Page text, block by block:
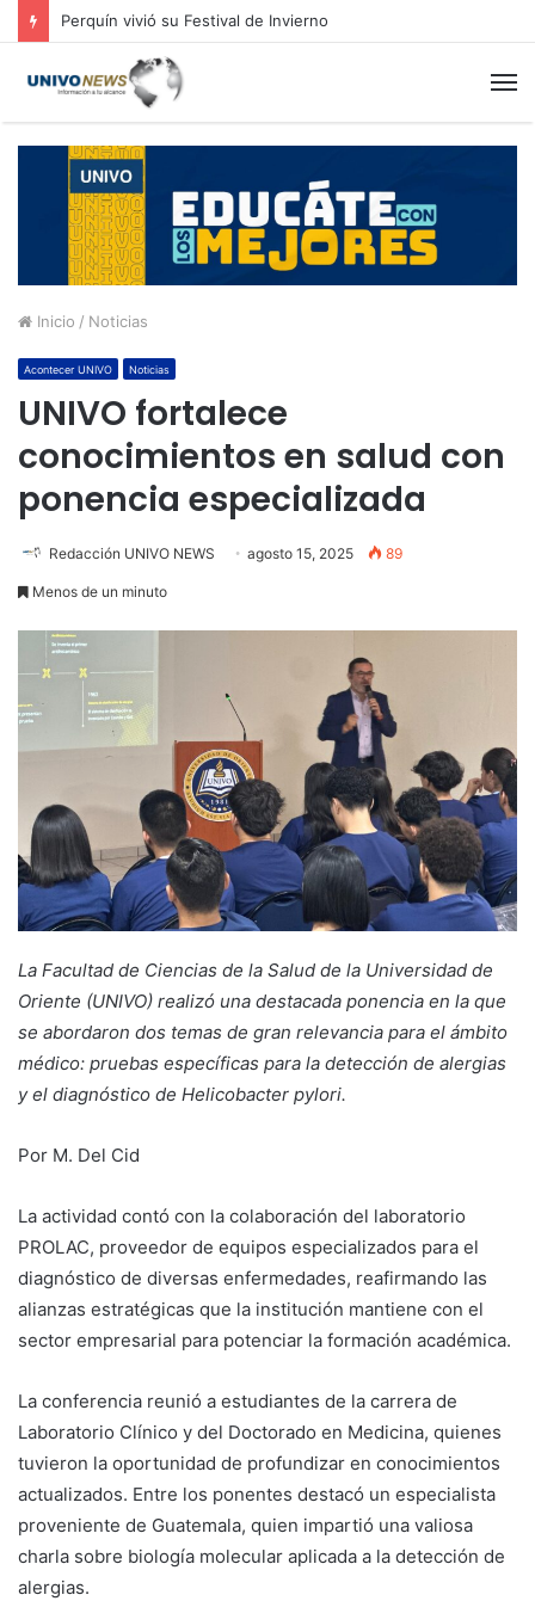
Perquín vivió su Festival de Invierno
Inicio / Noticias
Acontecer UNIVO Noticias
UNIVO fortalece
conocimientos en salud con
ponencia especializada
Redacción UNIVO NEWS agosto 15, 2025 89
Menos de un minuto
La Facultad de Ciencias de la Salud de la Universidad de
Oriente (UNIVO) realizó una destacada ponencia en la que
se abordaron dos temas de gran relevancia para el ámbito
médico: pruebas específicas para la detección de alergias
y el diagnóstico de Helicobacter pylori.
Por M. Del Cid
La actividad contó con la colaboración del laboratorio
PROLAC, proveedor de equipos especializados para el
diagnóstico de diversas enfermedades, reafirmando las
alianzas estratégicas que la institución mantiene con el
sector empresarial para potenciar la formación académica.
La conferencia reunió a estudiantes de la carrera de
Laboratorio Clínico y del Doctorado en Medicina, quienes
tuvieron la oportunidad de profundizar en conocimientos
actualizados. Entre los ponentes destacó un especialista
proveniente de Guatemala, quien impartió una valiosa
charla sobre biología molecular aplicada a la detección de
alergias.